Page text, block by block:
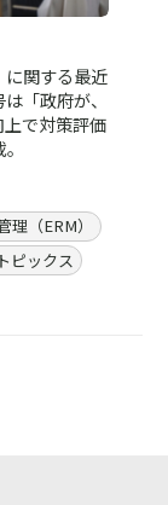
に関する最近
「政府が、
で対策評価
理（ERM）
ピックス